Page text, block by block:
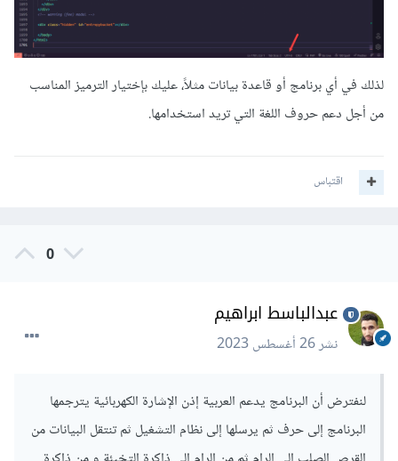
لذلك في أي برنامج أو قاعدة بيانات مثلاً، عليك بإختيار الترميز المناسب
من أجل دعم حروف اللغة التي تريد استخدامها.
اقتباس
0
عبدالباسط ابراهيم
نشر26 أغسطس 2023
لنفترض أن البرنامج يدعم العربية إذن الإشارة الكهربائية يترجمها
البرنامج إلى حرف ثم يرسلها إلى نظام التشغيل ثم تنتقل البيانات من